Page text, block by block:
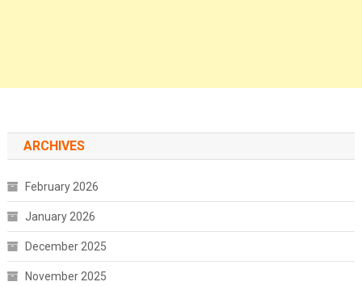
ARCHIVES
February 2026
January 2026
December 2025
November 2025